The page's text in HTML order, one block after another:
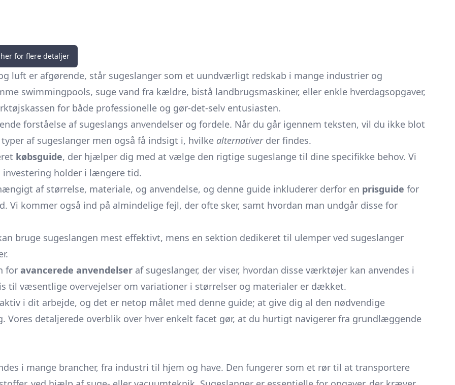
for flere detaljer
luft er afgørende, står sugeslanger som et uundværligt redskab i mange industrier og
swimmingpools, suge vand fra kældre, bistå landbrugsmaskiner, eller enkle hverdagsopgaver,
for både professionelle og gør-det-selv entusiasten.
forståelse af sugeslangs anvendelser og fordele. Når du går igennem teksten, vil du ikke blot
af sugeslanger men også få indsigt i, hvilke alternativerder findes.
købsguide, der hjælper dig med at vælge den rigtige sugeslange til dine specifikke behov. Vi
investering holder i længere tid.
af størrelse, materiale, og anvendelse, og denne guide inkluderer derfor en prisguide for
Vi kommer også ind på almindelige fejl, der ofte sker, samt hvordan man undgår disse for
bruge sugeslangen mest effektivt, mens en sektion dedikeret til ulemper ved sugeslanger
for avancerede anvendelser af sugeslanger, der viser, hvordan disse værktøjer kan anvendes i
til væsentlige overvejelser om variationer i størrelser og materialer er dækket.
i dit arbejde, og det er netop målet med denne guide; at give dig al den nødvendige
detaljerede overblik over hver enkelt facet gør, at du hurtigt navigerer fra grundlæggende
i mange brancher, fra industri til hjem og have. Den fungerer som et rør til at transportere